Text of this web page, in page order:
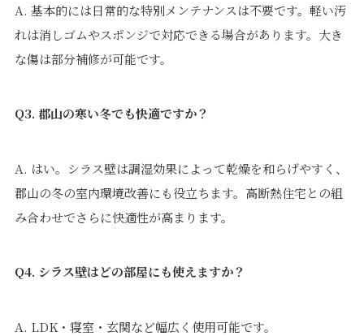
A. 基本的には日常的な特別メンテナンスは不要です。軽い汚
れは消しゴムやスポンジで対応できる場合があります。大き
な傷は部分補修が可能です。
Q3. 郡山の寒い冬でも快適ですか？
A. はい。シラス壁は調湿効果によって乾燥を和らげやすく、
郡山の冬の室内環境改善にも役立ちます。高断熱住宅との組
み合わせでさらに快適性が高まります。
Q4. シラス壁はどの部屋にも使えますか？
A. LDK・寝室・玄関など幅広く使用可能です。